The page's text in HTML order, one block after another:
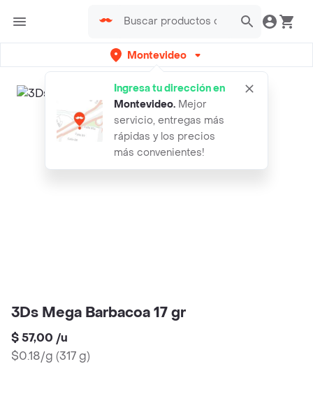
Montevideo
Ingresa tu dirección en
Montevideo. Mejor
servicio, entregas más
rápidas y los precios
más convenientes!
3Ds Mega Barbacoa 17 gr
$ 57,00 /u
$0.18/g (317 g)